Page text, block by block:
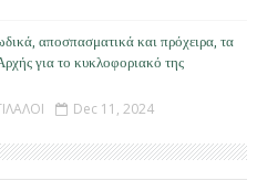
αποσπασματικά και πρόχειρα, τα
για το κυκλοφοριακό της
Dec 11, 2024